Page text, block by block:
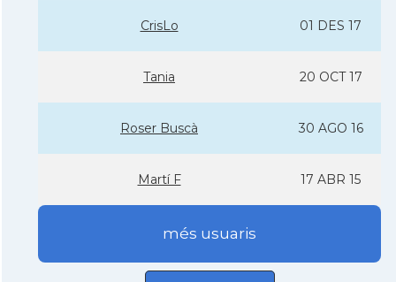
CrisLo 01 DES 17
Tania 20 OCT 17
Roser Buscà 30 AGO 16
Martí­ F 17 ABR 15
més usuaris